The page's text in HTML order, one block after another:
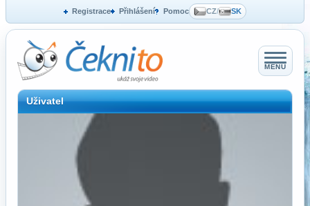
Registrace Přihlášení Pomoc CZ/ SK
MENU
Uživatel